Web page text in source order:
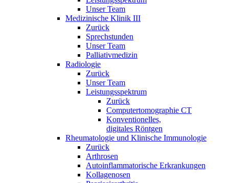
Unser Team
Medizinische Klinik III
Zurück
Sprechstunden
Unser Team
Palliativmedizin
Radiologie
Zurück
Unser Team
Leistungsspektrum
Zurück
Computertomographie CT
Konventionelles,
digitales Röntgen
Rheumatologie und Klinische Immunologie
Zurück
Arthrosen
Autoinflammatorische Erkrankungen
Kollagenosen